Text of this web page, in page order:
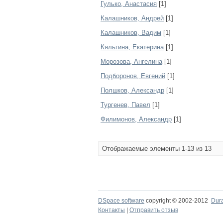
Гулько, Анастасия [1]
Калашников, Андрей [1]
Калашников, Вадим [1]
Кяльгина, Екатерина[1]
Морозова, Ангелина[1]
Подборонов, Евгений [1]
Полшков, Александр [1]
Тургенев, Павел [1]
Филимонов, Александр [1]
Отображаемые элементы 1-13 из 13
DSpace software copyright © 2002-2012
Контакты
Отправить отзыв